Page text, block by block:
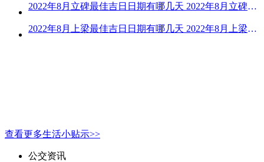
2022年8月立碑最佳吉日日期有哪几天 2022年8月立碑吉日查询
2022年8月上梁最佳吉日日期有哪几天 2022年8月上梁的黄道吉日
查看更多生活小贴示>>
公交资讯